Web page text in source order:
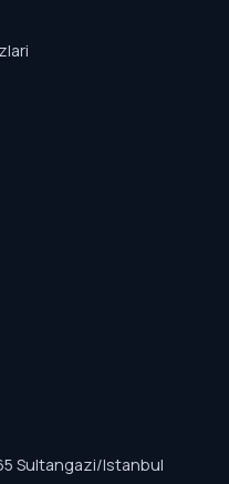
Sultangazi/Istanbul